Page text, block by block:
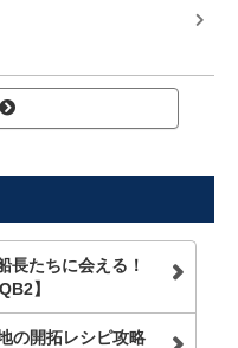
長たちに会える！
】
の開拓レシピ攻略